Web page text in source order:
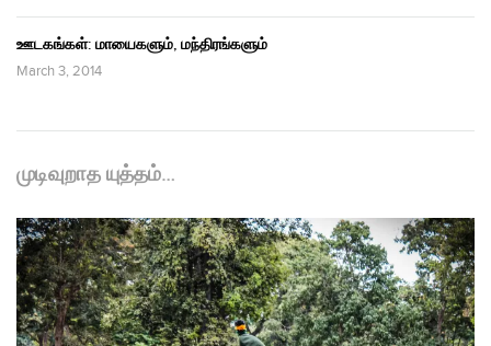
ஊடகங்கள்: மாயைகளும், மந்திரங்களும்
March 3, 2014
முடிவுறாத யுத்தம்…